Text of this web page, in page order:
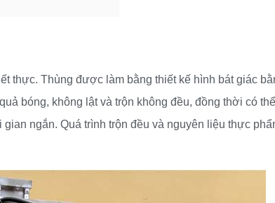
thực. Thùng được làm bằng thiết kế hình bát giác
bóng, không lật và trộn không đều, đồng thời có
ngắn. Quá trình trộn đều và nguyên liệu thực